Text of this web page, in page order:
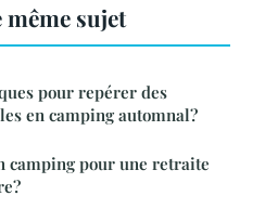
sujet
pour repérer des
en camping automnal?
camping pour une retraite